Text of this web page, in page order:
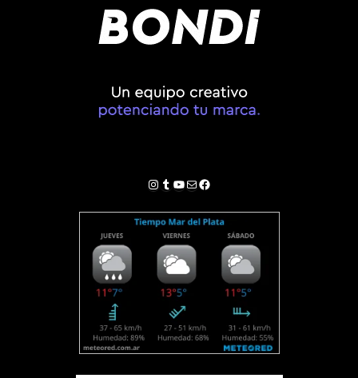
Instagram
Tumblr
YouTube
Correo electrónico
Facebook